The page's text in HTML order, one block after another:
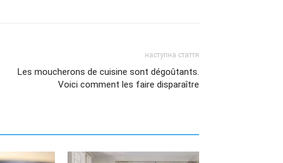
наступна стаття
Les moucherons de cuisine sont dégoûtants.
Voici comment les faire disparaître